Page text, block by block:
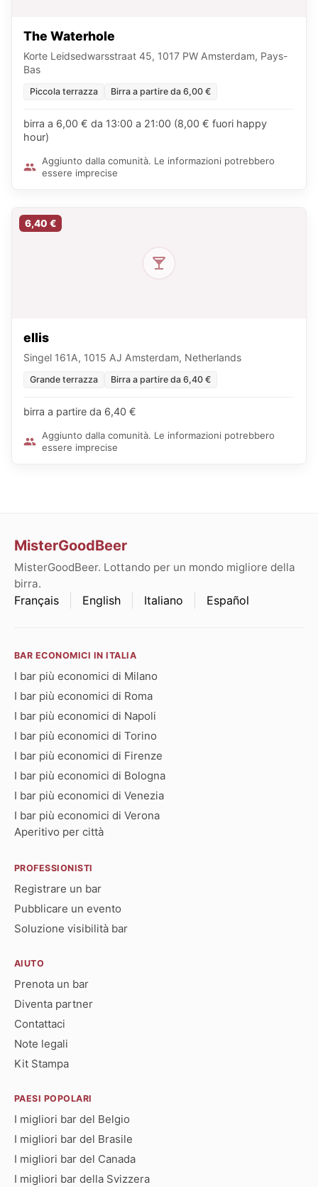
The Waterhole
Korte Leidsedwarsstraat 45, 1017 PW Amsterdam, Pays-
Bas
Piccola terrazza Birra a partire da 6,00 €
birra a 6,00 € da 13:00 a 21:00 (8,00 € fuori happy
hour)
Aggiunto dalla comunità. Le informazioni potrebbero
essere imprecise
6,40 €
ellis
Singel 161A, 1015 AJ Amsterdam, Netherlands
Grande terrazza Birra a partire da 6,40 €
birra a partire da 6,40 €
Aggiunto dalla comunità. Le informazioni potrebbero
essere imprecise
MisterGoodBeer
MisterGoodBeer. Lottando per un mondo migliore della
birra.
Français English Italiano Español
BAR ECONOMICI IN ITALIA
I bar più economici di Milano
I bar più economici di Roma
I bar più economici di Napoli
I bar più economici di Torino
I bar più economici di Firenze
I bar più economici di Bologna
I bar più economici di Venezia
I bar più economici di Verona
Aperitivo per città
PROFESSIONISTI
Registrare un bar
Pubblicare un evento
Soluzione visibilità bar
AIUTO
Prenota un bar
Diventa partner
Contattaci
Note legali
Kit Stampa
PAESI POPOLARI
I migliori bar del Belgio
I migliori bar del Brasile
I migliori bar del Canada
I migliori bar della Svizzera